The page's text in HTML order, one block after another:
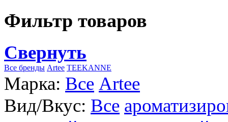
Фильтр товаров
Свернуть
Все бренды Artee TEEKANNE
Марка: Все Artee
Вид/Вкус: Все